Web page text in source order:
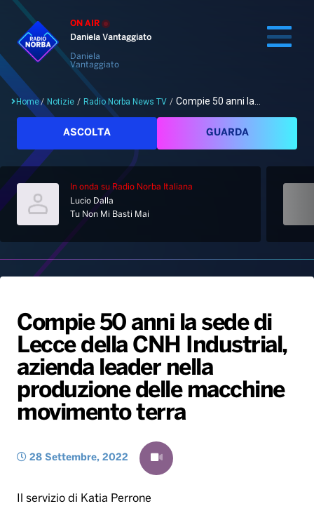
ON AIR
Daniela Vantaggiato
Daniela
Vantaggiato
Cerca
Home
Palinsesto
Hit Dance
Giochi&Concorsi
PALATOUR
Notizie
Locali
Musica e Spettacolo
Sport
Radio Norba Consiglia
Leggerissime
Playlist
Generale
Novità
Notiziario
Interviste
Oroscopo
Speciale Astrabilia 2026
Gallery
Radio Norba News TV
Voce al Bari
Battiti Live 2026
Home/ Notizie / Radio Norba News TV / Compie 50 anni la...
ASCOLTA GUARDA
In onda su Radio Norba Italiana
Lucio Dalla
Tu Non Mi Basti Mai
Compie 50 anni la sede di
Lecce della CNH Industrial,
azienda leader nella
produzione delle macchine
movimento terra
28 Settembre, 2022
Il servizio di Katia Perrone